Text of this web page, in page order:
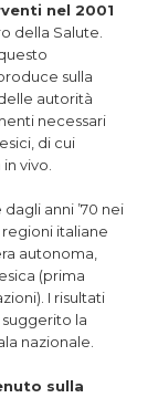
nel 2001
della Salute.
sulla
autorità
necessari
di cui
vivo.
anni ’70 nei
italiane
autonoma,
(prima
I risultati
la
nazionale.
sulla